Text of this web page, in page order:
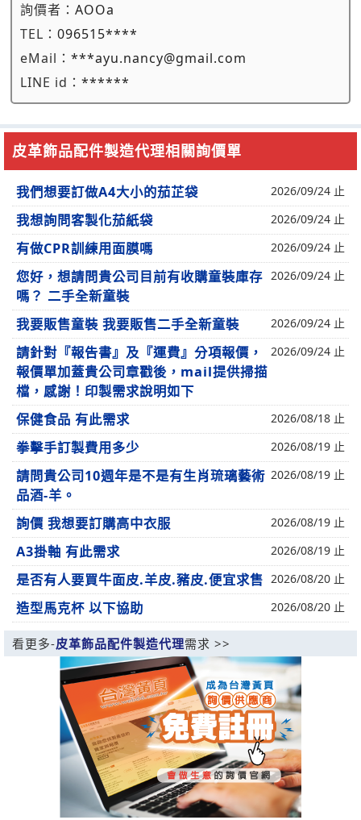
詢價者： AOOa
TEL： 096515****
eMail： ***ayu.nancy@gmail.com
LINE id： ******
皮革飾品配件製造代理相關詢價單
我們想要訂做A4大小的茄芷袋 2026/09/24 止
我想詢問客製化茄紙袋 2026/09/24 止
有做CPR訓練用面膜嗎 2026/09/24 止
您好，想請問貴公司目前有收購童裝庫存
嗎？ 二手全新童裝
2026/09/24 止
我要販售童裝 我要販售二手全新童裝 2026/09/24 止
請針對『報告書』及『運費』分項報價，
報價單加蓋貴公司章戳後，mail提供掃描
檔，感謝！印製需求說明如下
2026/09/24 止
保健食品 有此需求 2026/08/18 止
拳擊手訂製費用多少 2026/08/19 止
請問貴公司10週年是不是有生肖琉璃藝術
品酒-羊。
2026/08/19 止
詢價 我想要訂購高中衣服 2026/08/19 止
A3掛軸 有此需求 2026/08/19 止
是否有人要買牛面皮.羊皮.豬皮.便宜求售 2026/08/20 止
造型馬克杯 以下協助 2026/08/20 止
看更多-皮革飾品配件製造代理需求 >>